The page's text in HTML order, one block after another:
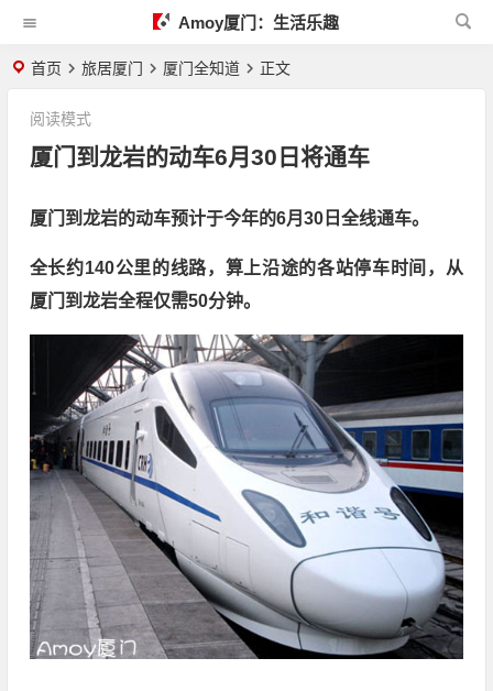
Amoy厦门：生活乐趣
首页 旅居厦门 厦门全知道 正文
厦门到龙岩的动车6月30日将通车
阅读模式
厦门到龙岩的动车预计于今年的6月30日全线通车。
全长约140公里的线路，算上沿途的各站停车时间，从
厦门到龙岩全程仅需50分钟。